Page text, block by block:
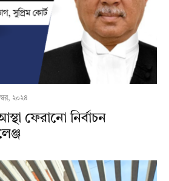
২০২৪
ফেরানো নির্বাচন